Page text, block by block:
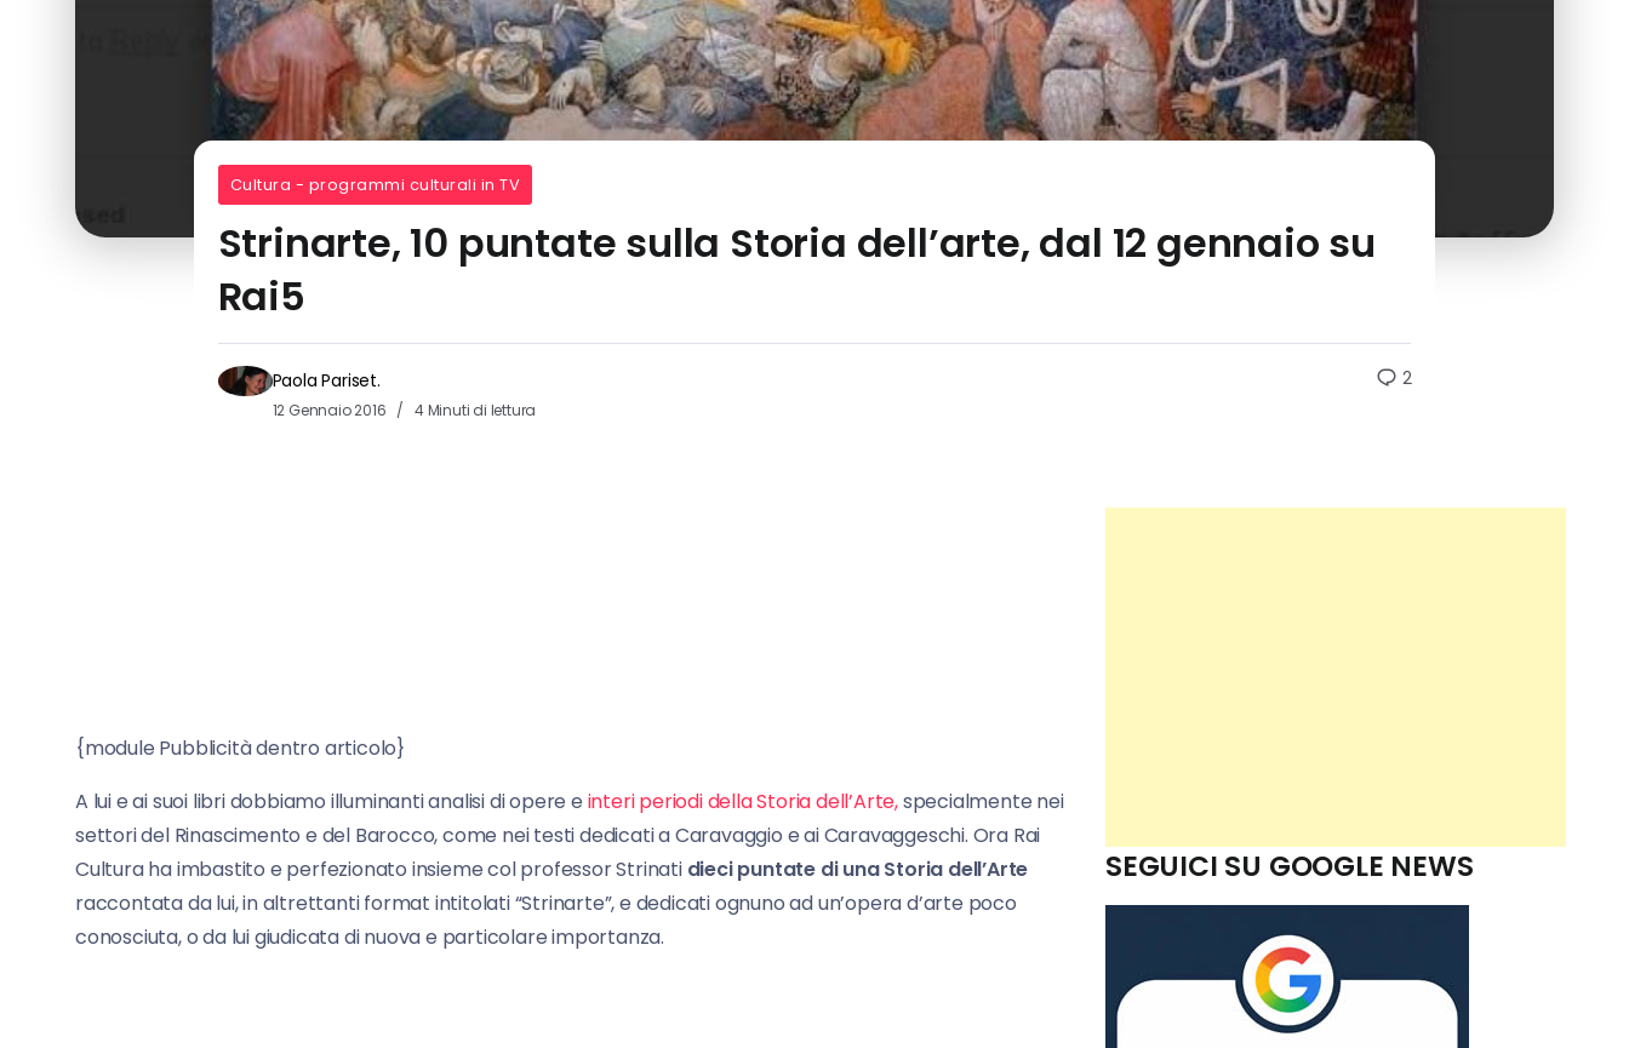
Cultura - programmi culturali in TV
Strinarte, 10 puntate sulla Storia dell’arte, dal 12 gennaio su
Rai5
Paola Pariset.
12 Gennaio 2016 4 Minuti di lettura
2
{module Pubblicità dentro articolo}
A lui e ai suoi libri dobbiamo illuminanti analisi di opere e interi periodi della Storia dell’Arte,specialmente nei
settori del Rinascimento e del Barocco, come nei testi dedicati a Caravaggio e ai Caravaggeschi. Ora Rai
Cultura ha imbastito e perfezionato insieme col professor Strinati dieci puntate di una Storia dell’Arte
raccontata da lui, in altrettanti format intitolati “Strinarte”, e dedicati ognuno ad un’opera d’arte poco
conosciuta, o da lui giudicata di nuova e particolare importanza.
SEGUICI SU GOOGLE NEWS